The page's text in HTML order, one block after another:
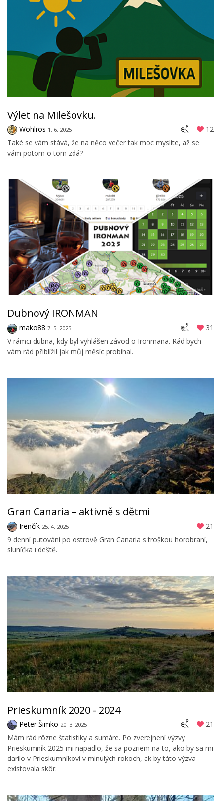
Výlet na Milešovku.
Wohlros 1. 6. 2025
12
Také se vám stává, že na něco večer tak moc myslíte, až se
vám potom o tom zdá?
Dubnový IRONMAN
mako88 7. 5. 2025
31
V rámci dubna, kdy byl vyhlášen závod o Ironmana. Rád bych
vám rád přiblížil jak můj měsíc probíhal.
Gran Canaria – aktivně s dětmi
Irenčík 25. 4. 2025
21
9 denní putování po ostrově Gran Canaria s troškou horobraní,
sluníčka i deště.
Prieskumník 2020 - 2024
Peter Šimko 20. 3. 2025
21
Mám rád rôzne štatistiky a sumáre. Po zverejnení výzvy
Prieskumník 2025 mi napadlo, že sa pozriem na to, ako by sa mi
darilo v Prieskumníkovi v minulých rokoch, ak by táto výzva
existovala skôr.